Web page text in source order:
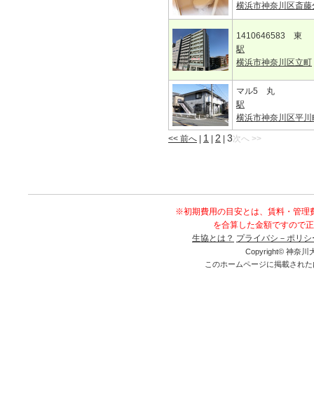
横浜市神奈川区斎藤
1410646583 東
駅
横浜市神奈川区立町
マル5 丸
駅
横浜市神奈川区平川
<< 前へ 1 2 3次へ >>
※初期費用の目安とは、賃料・管理
を合算した金額ですので
生協とは？ プライバシ－ポリシ
Copyright© 神奈川
このホームページに掲載され